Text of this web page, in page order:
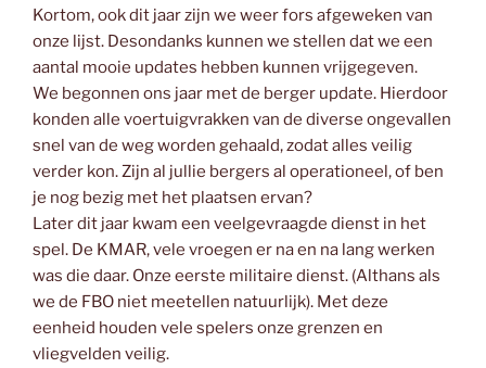
Kortom, ook dit jaar zijn we weer fors afgeweken van
onze lijst. Desondanks kunnen we stellen dat we een
aantal mooie updates hebben kunnen vrijgegeven.
We begonnen ons jaar met de berger update. Hierdoor
konden alle voertuigvrakken van de diverse ongevallen
snel van de weg worden gehaald, zodat alles veilig
verder kon. Zijn al jullie bergers al operationeel, of ben
je nog bezig met het plaatsen ervan?
Later dit jaar kwam een veelgevraagde dienst in het
spel. De KMAR, vele vroegen er na en na lang werken
was die daar. Onze eerste militaire dienst. (Althans als
we de FBO niet meetellen natuurlijk). Met deze
eenheid houden vele spelers onze grenzen en
vliegvelden veilig.